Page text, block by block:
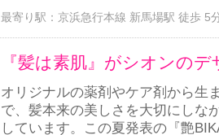
最寄り駅： 京浜急行本線 新馬場駅 徒歩 5
『髪は素肌』がシオンの
オリジナルの薬剤やケア剤から生
で、髪本来の美しさを大切にしな
しています。この夏発表の『艶